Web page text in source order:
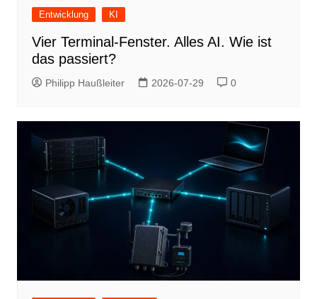
Entwicklung KI
Vier Terminal-Fenster. Alles AI. Wie ist
das passiert?
Philipp Haußleiter 2026-07-29 0